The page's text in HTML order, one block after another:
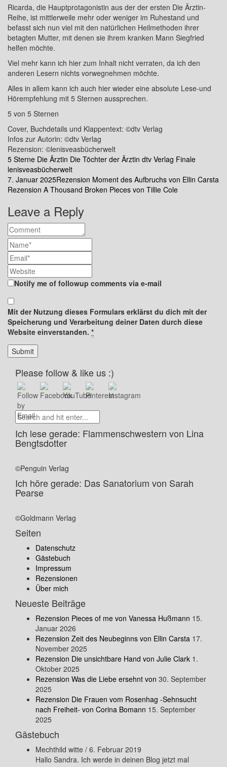
Ricarda, die Hauptprotagonistin aus der der ersten Die Ärztin-
Reihe, ist mittlerweile mehr oder weniger im Ruhestand und
befasst sich nun viel mit den natürlichen Heilmethoden ihrer
betagten Mutter, mit denen sie ihrem kranken Mann Siegfried
helfen möchte.
Viel mehr kann ich hier zum Inhalt nicht verraten, da ich den
anderen Lesern nichts vorwegnehmen möchte.
Alles in allem kann ich auch hier wieder eine absolute Lese-und
Hörempfehlung mit 5 Sternen aussprechen.
5 von 5 Sternen
Cover, Buchdetails und Klappentext: ©dtv Verlag
Infos zur Autorin: ©dtv Verlag
Rezension: ©lenisveasbücherwelt
5 Sterne Die Ärztin Die Töchter der Ärztin dtv Verlag Finale
lenisveasbücherwelt
7. Januar 2025
Beitragsnavigation
Rezension Moment des Aufbruchs von Ellin Carsta
Rezension A Thousand Broken Pieces von Tillie Cole
Leave a Reply
Notify me of followup comments via e-mail
Mit der Nutzung dieses Formulars erklärst du dich mit der
Speicherung und Verarbeitung deiner Daten durch diese
Website einverstanden. *
Please follow & like us :)
Ich lese gerade: Flammenschwestern von Lina
Bengtsdotter
©Penguin Verlag
Ich höre gerade: Das Sanatorium von Sarah
Pearse
©Goldmann Verlag
Seiten
Datenschutz
Gästebuch
Impressum
Rezensionen
Über mich
Neueste Beiträge
Rezension Pieces of me von Vanessa Hußmann 15.
Januar 2026
Rezension Zeit des Neubeginns von Ellin Carsta 17.
November 2025
Rezension Die unsichtbare Hand von Julie Clark 1.
Oktober 2025
Rezension Was die Liebe ersehnt von 30. September
2025
Rezension Die Frauen vom Rosenhag -Sehnsucht
nach Freiheit- von Corina Bomann 15. September
2025
Gästebuch
Mechthild witte / 6. Februar 2019
Hallo Sandra. Ich werde in deinen Blog jetzt mal